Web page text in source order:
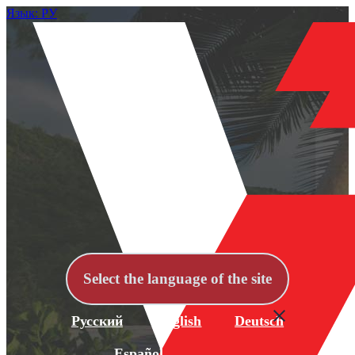
Язык: РУ
Select the language of the site
Русский English Deutsch